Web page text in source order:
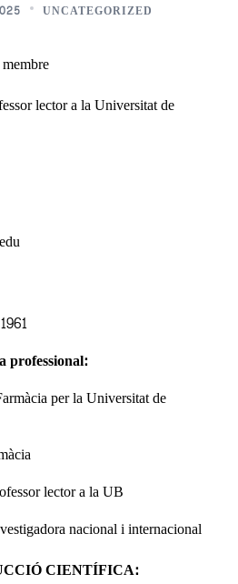
UNCATEGORIZED
membre
lector a la Universitat de
1961
professional:
per la Universitat de
lector a la UB
nacional i internacional
CIENTÍFICA: